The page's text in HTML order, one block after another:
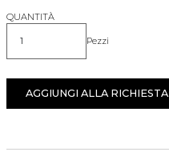
QUANTITÀ
Quantità Pezzi
AGGIUNGI ALLA RICHIESTA